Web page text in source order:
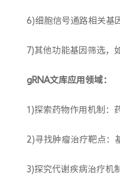
6)细胞信号通路相关基因
7)其他功能基因筛选，
gRNA文库应用领域：
1)探索药物作用机制：
2)寻找肿瘤治疗靶点：
3)探究代谢疾病治疗机